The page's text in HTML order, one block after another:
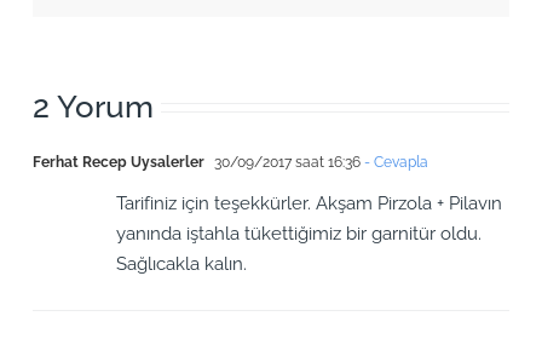
2 Yorum
Ferhat Recep Uysalerler 30/09/2017 saat 16:36- Cevapla
Tarifiniz için teşekkürler. Akşam Pirzola + Pilavın
yanında iştahla tükettiğimiz bir garnitür oldu.
Sağlıcakla kalın.